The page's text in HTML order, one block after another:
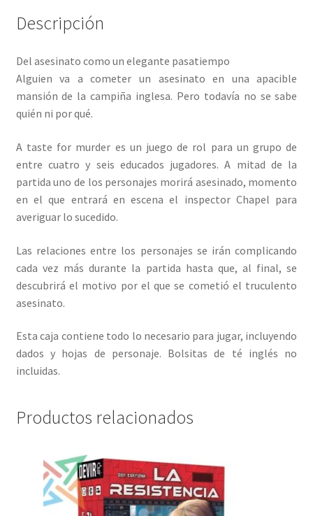
Descripción
Del asesinato como un elegante pasatiempo
Alguien va a cometer un asesinato en una apacible
mansión de la campiña inglesa. Pero todavía no se sabe
quién ni por qué.
A taste for murder es un juego de rol para un grupo de
entre cuatro y seis educados jugadores. A mitad de la
partida uno de los personajes morirá asesinado, momento
en el que entrará en escena el inspector Chapel para
averiguar lo sucedido.
Las relaciones entre los personajes se irán complicando
cada vez más durante la partida hasta que, al final, se
descubrirá el motivo por el que se cometió el truculento
asesinato.
Esta caja contiene todo lo necesario para jugar, incluyendo
dados y hojas de personaje. Bolsitas de té inglés no
incluidas.
Productos relacionados